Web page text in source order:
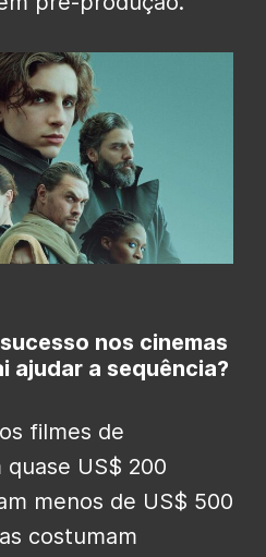
nos cinemas
ajudar a sequência?
filmes de
US$ 200
menos de US$ 500
costumam